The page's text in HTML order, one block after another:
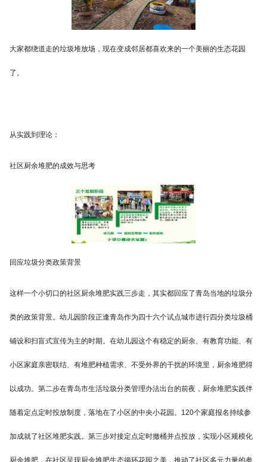
大家都绕道走的垃圾堆放场，现在变成邻居都喜欢来的一个美丽的生态花园
了。
从实践到理论：
社区厨余堆肥的成效与思考
回应垃圾分类政策背景
这样一个小切口的社区厨余堆肥实践三步走，其实都回应了青岛当地的垃圾分
类的政策背景。幼儿园阶段正逢青岛作为四十六个试点城市进行四分类垃圾桶
铺设和扫盲式宣传为主的时期。在幼儿园这个有稳定的厨余、有教育功能、有
小区家庭亲密联结、有堆肥种植需求、不受外界的干扰的环境里，厨余堆肥得
以成功。第二步在青岛市生活垃圾分类管理办法出台的前夜，厨余堆肥实践伴
随着定点定时投放制度，落地在了小区的中央小花园。120个家庭报名持续参
加成就了社区堆肥实践。第三步对接定点定时撤桶并点投放，实现小区规模化
厨余堆肥，在社区呈现厨余堆肥生态循环花园之美，推动了社区多元力量的参